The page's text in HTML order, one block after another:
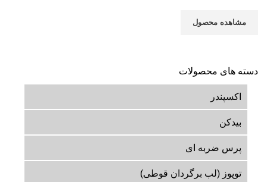
دسته های محصولات
اکسپندر
بیدکن
پرس ضربه ای
توپوز (لب برگردان قوطی)
مشاهده محصول